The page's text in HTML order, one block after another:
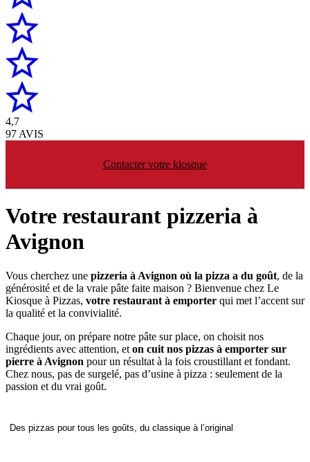
4,7
97 AVIS
Contacter votre kiosque
Votre restaurant pizzeria à
Avignon
Vous cherchez une pizzeria à Avignon où la pizza a du goût, de la
générosité et de la vraie pâte faite maison ? Bienvenue chez Le
Kiosque à Pizzas, votre restaurant à emporter qui met l’accent sur
la qualité et la convivialité.
Chaque jour, on prépare notre pâte sur place, on choisit nos
ingrédients avec attention, et on cuit nos pizzas à emporter sur
pierre à Avignon pour un résultat à la fois croustillant et fondant.
Chez nous, pas de surgelé, pas d’usine à pizza : seulement de la
passion et du vrai goût.
Des pizzas pour tous les goûts, du classique à l’original